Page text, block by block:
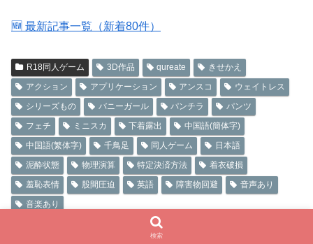
🆕 最新記事一覧（新着80件）
R18同人ゲーム 3D作品 qureate
きせかえ
アクション
アプリケーション アンスコ
ウェイトレス
シリーズもの
バニーガール パンチラ
パンツ
フェチ
ミニスカ 下着露出
中国語(簡体字)
中国語(繁体字)
千鳥足 同人ゲーム
日本語
泥酔状態
物理演算 特定決済方法
着衣破損
羞恥表情
股間圧迫 英語 障害物回避
音声あり
音楽あり
検索